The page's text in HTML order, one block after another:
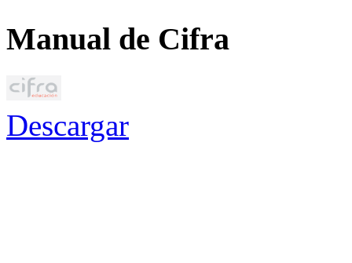
Manual de Cifra
Descargar